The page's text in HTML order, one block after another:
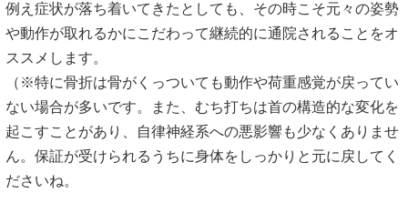
例え症状が落ち着いてきたとしても、その時こそ元々の姿勢
や動作が取れるかにこだわって継続的に通院されることをオ
ススメします。
（※特に骨折は骨がくっついても動作や荷重感覚が戻ってい
ない場合が多いです。また、むち打ちは首の構造的な変化を
起こすことがあり、自律神経系への悪影響も少なくありませ
ん。保証が受けられるうちに身体をしっかりと元に戻してく
ださいね。